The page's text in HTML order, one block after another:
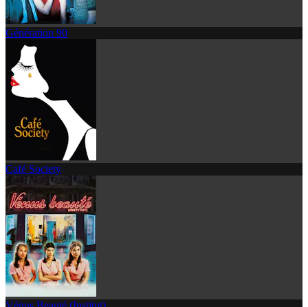
Génération 90
Café Society